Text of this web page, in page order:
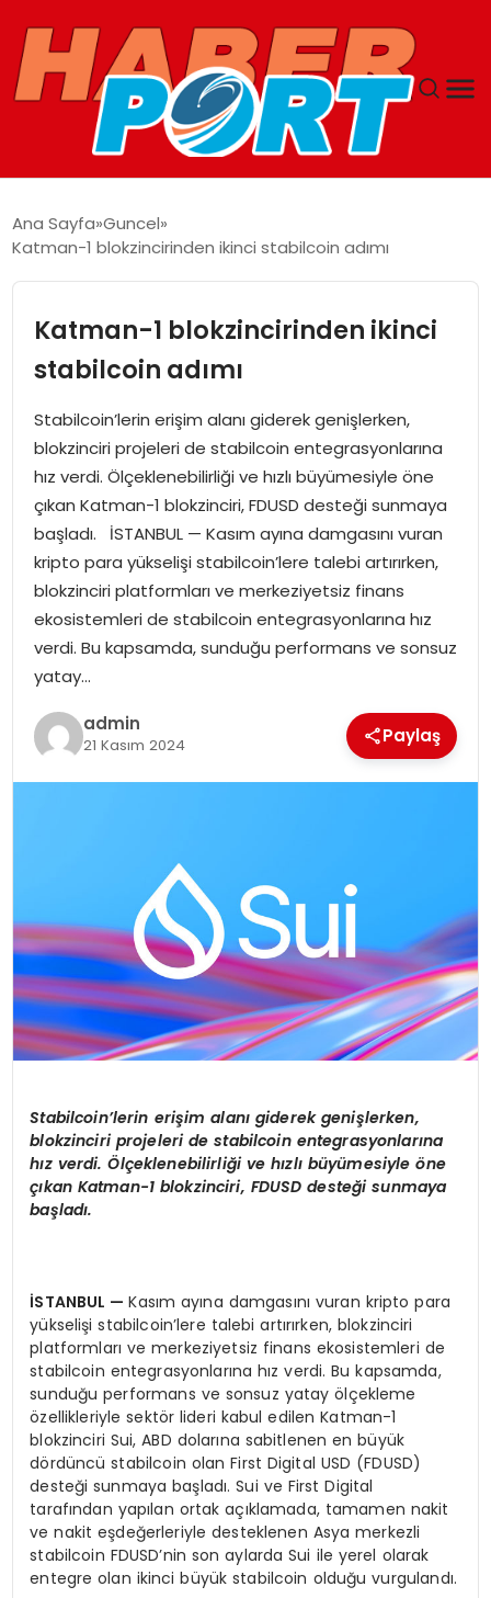
YAŞAM
SAĞLIK
SPOR
TEKNOLOJI
Ana Sayfa Guncel
Katman-1 blokzincirinden ikinci stabilcoin adımı
Katman-1 blokzincirinden ikinci
stabilcoin adımı
Stabilcoin’lerin erişim alanı giderek genişlerken,
blokzinciri projeleri de stabilcoin entegrasyonlarına
hız verdi. Ölçeklenebilirliği ve hızlı büyümesiyle öne
çıkan Katman-1 blokzinciri, FDUSD desteği sunmaya
başladı. İSTANBUL — Kasım ayına damgasını vuran
kripto para yükselişi stabilcoin’lere talebi artırırken,
blokzinciri platformları ve merkeziyetsiz finans
ekosistemleri de stabilcoin entegrasyonlarına hız
verdi. Bu kapsamda, sunduğu performans ve sonsuz
yatay…
admin
21 Kasım 2024 Paylaş
Stabilcoin’lerin erişim alanı giderek genişlerken,
blokzinciri projeleri de stabilcoin entegrasyonlarına
hız verdi. Ölçeklenebilirliği ve hızlı büyümesiyleöne
çıkan Katman-1 blokzinciri, FDUSD desteği sunmaya
başladı.
İSTANBUL —Kasım ayına damgasını vuran kripto para
yükselişi stabilcoin’lere talebi artırırken, blokzinciri
platformları ve merkeziyetsiz finans ekosistemleri de
stabilcoin entegrasyonlarına hız verdi. Bu kapsamda,
sunduğu performans ve sonsuz yatay ölçekleme
özellikleriyle sektör lideri kabul edilen Katman-1
blokzinciri Sui, ABD dolarına sabitlenen en büyük
dördüncü stabilcoin olan First Digital USD (FDUSD)
desteği sunmaya başladı. Sui ve First Digital
tarafından yapılan ortak açıklamada, tamamen nakit
ve nakit eşdeğerleriyle desteklenen Asya merkezli
stabilcoin FDUSD’nin son aylarda Sui ile yerel olarak
entegre olan ikinci büyük stabilcoin olduğu vurgulandı.